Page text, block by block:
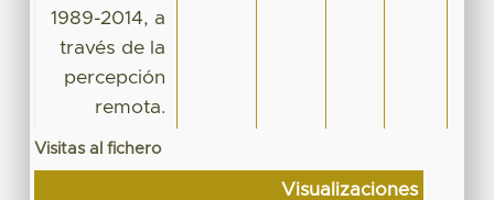
1989-2014, a
través de la
percepción
remota.
Visitas al fichero
Visualizaciones